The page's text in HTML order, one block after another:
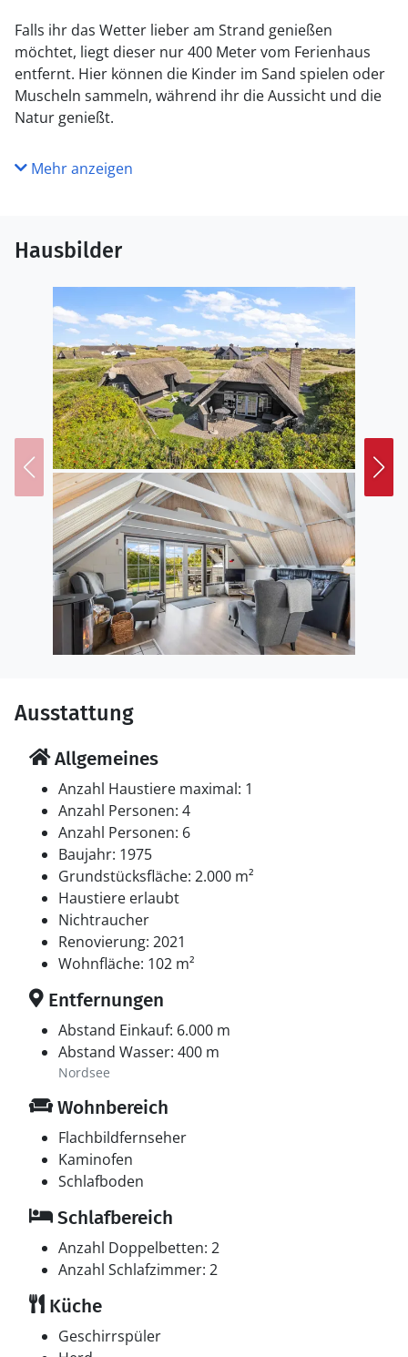
Falls ihr das Wetter lieber am Strand genießen
möchtet, liegt dieser nur 400 Meter vom Ferienhaus
entfernt. Hier können die Kinder im Sand spielen oder
Muscheln sammeln, während ihr die Aussicht und die
Natur genießt.
Mehr anzeigen
Hausbilder
Ausstattung
Allgemeines
Anzahl Haustiere maximal: 1
Anzahl Personen: 4
Anzahl Personen: 6
Baujahr: 1975
Grundstücksfläche: 2.000 m²
Haustiere erlaubt
Nichtraucher
Renovierung: 2021
Wohnfläche: 102 m²
Entfernungen
Abstand Einkauf: 6.000 m
Abstand Wasser: 400 m
Nordsee
Wohnbereich
Flachbildfernseher
Kaminofen
Schlafboden
Schlafbereich
Anzahl Doppelbetten: 2
Anzahl Schlafzimmer: 2
Küche
Geschirrspüler